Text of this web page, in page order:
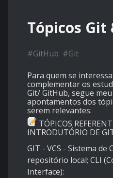
Tópicos Git
#GitHub #Git
Para quem se
complementar os
Git/ GitHub, segue
apontamentos dos
serem relevantes:
TÓPICOS
INTRODUTÓRIO DE
GIT - VCS - Sistema de
repositório local; CLI
Interface):